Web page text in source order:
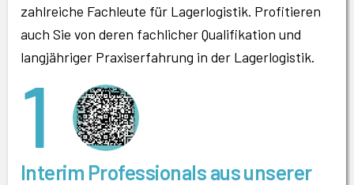
zahlreiche Fachleute für Lagerlogistik. Profitieren
auch Sie von deren fachlicher Qualifikation und
langjähriger Praxiserfahrung in der Lagerlogistik.
1
Interim Professionals aus unserer